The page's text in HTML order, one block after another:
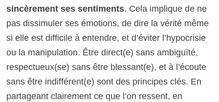
sincèrement ses sentiments. Cela implique de ne
pas dissimuler ses émotions, de dire la vérité même
si elle est difficile à entendre, et d’éviter l’hypocrisie
ou la manipulation. Être direct(e) sans ambiguïté,
respectueux(se) sans être blessant(e), et à l’écoute
sans être indifférent(e) sont des principes clés. En
partageant clairement ce que l’on ressent, en